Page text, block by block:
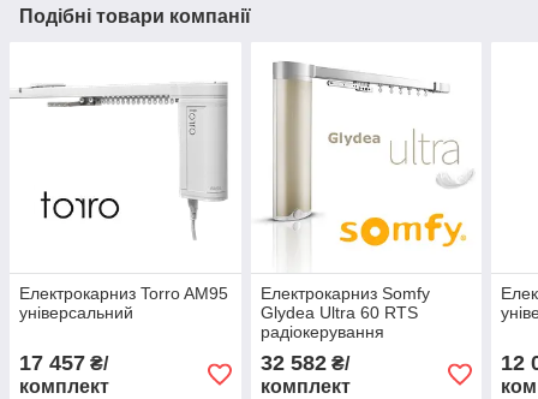
Подібні товари компанії
Електрокарниз Torro AM95
універсальний
17 457 ₴/
комплект
Електрокарниз Somfy
Glydea Ultra 60 RTS
радіокерування
32 582₴/
комплект
12